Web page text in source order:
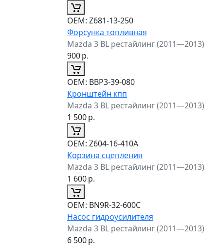
ОЕМ: Z681-13-250
Форсунка топливная
Mazda 3 BL рестайлинг (2011—2013)
900р.
ОЕМ: BBP3-39-080
Кронштейн кпп
Mazda 3 BL рестайлинг (2011—2013)
1 500р.
ОЕМ: Z604-16-410A
Корзина сцепления
Mazda 3 BL рестайлинг (2011—2013)
1 600р.
ОЕМ: BN9R-32-600C
Насос гидроусилителя
Mazda 3 BL рестайлинг (2011—2013)
6 500р.